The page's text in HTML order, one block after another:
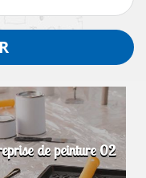
de peinture 02